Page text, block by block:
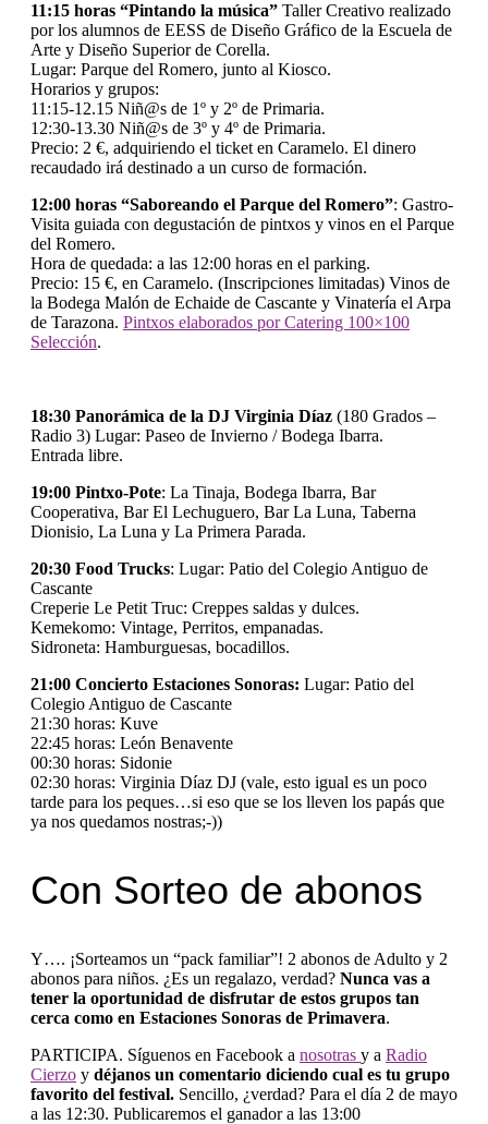
11:15 horas “Pintando la música” Taller Creativo realizado
por los alumnos de EESS de Diseño Gráfico de la Escuela de
Arte y Diseño Superior de Corella.
Lugar: Parque del Romero, junto al Kiosco.
Horarios y grupos:
11:15-12.15 Niñ@s de 1º y 2º de Primaria.
12:30-13.30 Niñ@s de 3º y 4º de Primaria.
Precio: 2 €, adquiriendo el ticket en Caramelo. El dinero
recaudado irá destinado a un curso de formación.
12:00 horas “Saboreando el Parque del Romero”: Gastro-
Visita guiada con degustación de pintxos y vinos en el Parque
del Romero.
Hora de quedada: a las 12:00 horas en el parking.
Precio: 15 €, en Caramelo. (Inscripciones limitadas) Vinos de
la Bodega Malón de Echaide de Cascante y Vinatería el Arpa
de Tarazona. Pintxos elaborados por Catering 100×100
Selección.
18:30 Panorámica de la DJ Virginia Díaz (180 Grados –
Radio 3) Lugar: Paseo de Invierno / Bodega Ibarra.
Entrada libre.
19:00 Pintxo-Pote: La Tinaja, Bodega Ibarra, Bar
Cooperativa, Bar El Lechuguero, Bar La Luna, Taberna
Dionisio, La Luna y La Primera Parada.
20:30 Food Trucks: Lugar: Patio del Colegio Antiguo de
Cascante
Creperie Le Petit Truc: Creppes saldas y dulces.
Kemekomo: Vintage, Perritos, empanadas.
Sidroneta: Hamburguesas, bocadillos.
21:00 Concierto Estaciones Sonoras: Lugar: Patio del
Colegio Antiguo de Cascante
21:30 horas: Kuve
22:45 horas: León Benavente
00:30 horas: Sidonie
02:30 horas: Virginia Díaz DJ (vale, esto igual es un poco
tarde para los peques…si eso que se los lleven los papás que
ya nos quedamos nostras;-))
Con Sorteo de abonos
Y…. ¡Sorteamos un “pack familiar”! 2 abonos de Adulto y 2
abonos para niños. ¿Es un regalazo, verdad? Nunca vas a
tener la oportunidad de disfrutar de estos grupos tan
cerca como en Estaciones Sonoras de Primavera.
PARTICIPA. Síguenos en Facebook a nosotras y a Radio
Cierzo y déjanos un comentario diciendo cual es tu grupo
favorito del festival. Sencillo, ¿verdad? Para el día 2 de mayo
a las 12:30. Publicaremos el ganador a las 13:00